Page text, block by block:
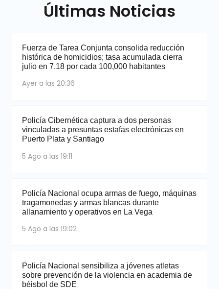
Últimas Noticias
Fuerza de Tarea Conjunta consolida reducción
histórica de homicidios; tasa acumulada cierra
julio en 7.18 por cada 100,000 habitantes
Ayer a las 20:36
Policía Cibernética captura a dos personas
vinculadas a presuntas estafas electrónicas en
Puerto Plata y Santiago
5 Ago a las 19:11
Policía Nacional ocupa armas de fuego, máquinas
tragamonedas y armas blancas durante
allanamiento y operativos en La Vega
5 Ago a las 19:02
Policía Nacional sensibiliza a jóvenes atletas
sobre prevención de la violencia en academia de
béisbol de SDE